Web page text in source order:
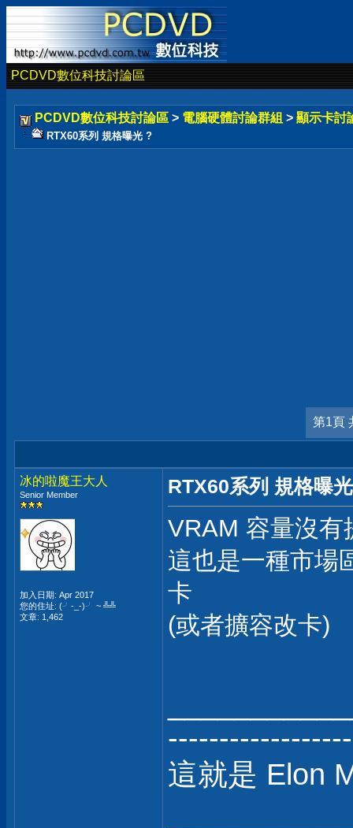
PCDVD數位科技討論區
PCDVD數位科技討論區 > 電腦硬體討論群組 > 顯示卡討
RTX60系列 規格曝光 ?
第1頁
冰的啦魔王大人
Senior Member
加入日期: Apr 2017
您的住址: (╯-_-)╯ ~ ╩╩
文章: 1,462
RTX60系列 規格曝
VRAM 容量沒有
這也是一種市場
卡
(或者擴容改卡)
這就是 Elon